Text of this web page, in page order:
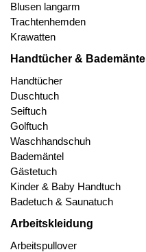
Blusen langarm
Trachtenhemden
Krawatten
Handtücher & Bademäntel
Handtücher
Duschtuch
Seiftuch
Golftuch
Waschhandschuh
Bademäntel
Gästetuch
Kinder & Baby Handtuch
Badetuch & Saunatuch
Arbeitskleidung
Arbeitspullover